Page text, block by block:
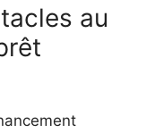
au